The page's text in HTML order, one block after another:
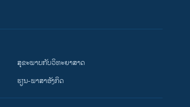
ສຸຂະພາບກັບວິທະຍາສາດ
ຮຽນ-ພາສາອັງກິດ